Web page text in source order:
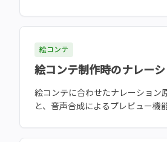
絵コンテ
絵コンテ制作時のナレー
絵コンテに合わせたナレーション
と、音声合成によるプレビュー機